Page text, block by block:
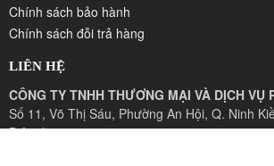
Chính sách bảo hành
Chính sách đỗi trả hàng
LIÊN HỆ
CÔNG TY TNHH THƯƠNG MẠI VÀ DỊCH VỤ
Số 11, Võ Thị Sáu, Phường An Hội, Q. Ninh
Điện thoại: 0710.3769621